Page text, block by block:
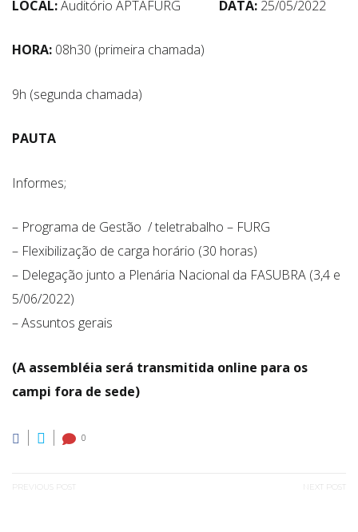
LOCAL:Auditório APTAFURG DATA: 25/05/2022
HORA: 08h30 (primeira chamada)
9h (segunda chamada)
PAUTA
Informes;
– Programa de Gestão / teletrabalho – FURG
– Flexibilização de carga horário (30 horas)
– Delegação junto a Plenária Nacional da FASUBRA (3,4 e
5/06/2022)
– Assuntos gerais
(A assembléia será transmitida online para os
campi fora de sede)
0
de
PREVIOUS POST NEXT POST